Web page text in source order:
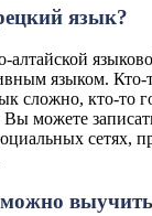
язык?
алтайской
языком. Кто-
сложно, кто-то
можете
сетях,